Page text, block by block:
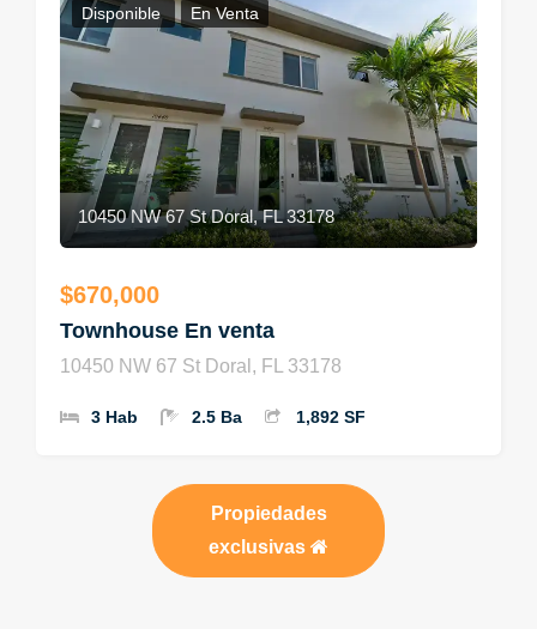
Disponible En Venta
10450 NW 67 St Doral, FL 33178
$670,000
Townhouse En venta
10450 NW 67 St Doral, FL 33178
3 Hab 2.5 Ba 1,892 SF
Propiedades
exclusivas